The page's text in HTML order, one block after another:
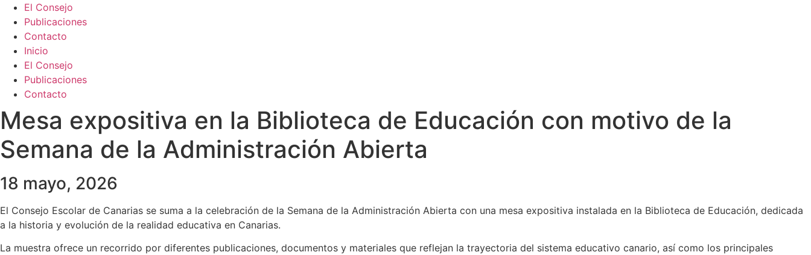
El Consejo
Publicaciones
Contacto
Inicio
El Consejo
Publicaciones
Contacto
Mesa expositiva en la Biblioteca de Educación con motivo de la
Semana de la Administración Abierta
18 mayo, 2026
El Consejo Escolar de Canarias se suma a la celebración de la Semana de la Administración Abierta con una mesa expositiva instalada en la Biblioteca de Educación, dedicada
a la historia y evolución de la realidad educativa en Canarias.
La muestra ofrece un recorrido por diferentes publicaciones, documentos y materiales que reflejan la trayectoria del sistema educativo canario, así como los principales